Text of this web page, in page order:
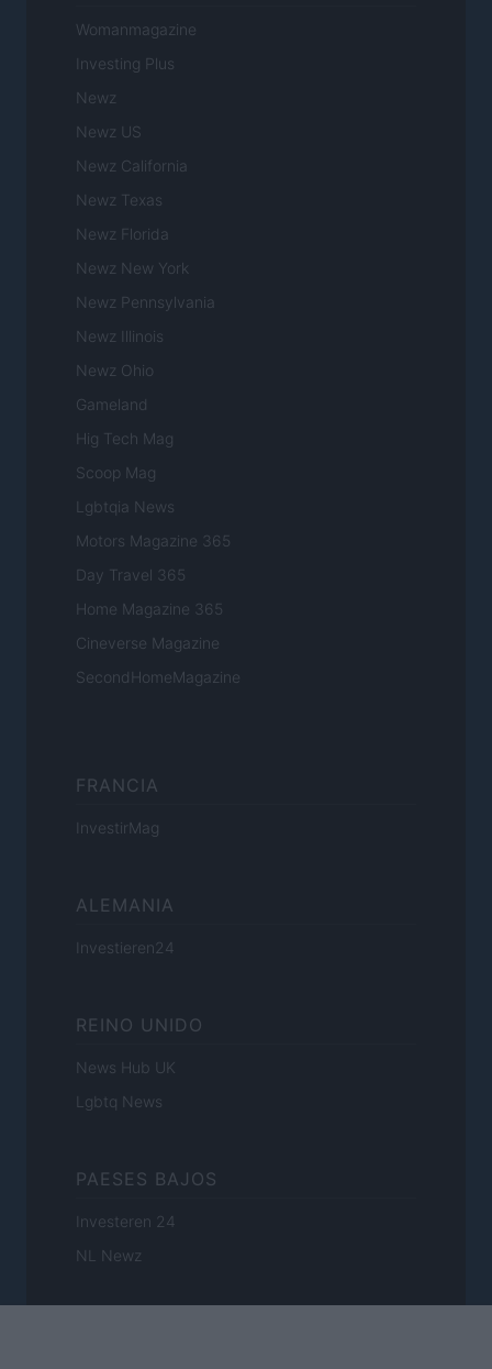
Womanmagazine
Investing Plus
Newz
Newz US
Newz California
Newz Texas
Newz Florida
Newz New York
Newz Pennsylvania
Newz Illinois
Newz Ohio
Gameland
Hig Tech Mag
Scoop Mag
Lgbtqia News
Motors Magazine 365
Day Travel 365
Home Magazine 365
Cineverse Magazine
SecondHomeMagazine
FRANCIA
InvestirMag
ALEMANIA
Investieren24
REINO UNIDO
News Hub UK
Lgbtq News
PAESES BAJOS
Investeren 24
NL Newz